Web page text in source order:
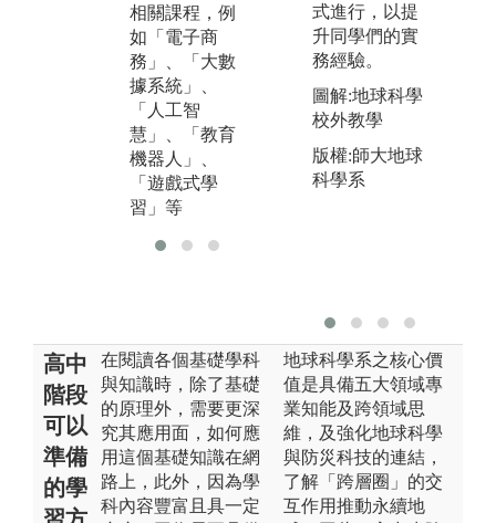
相關課程，例
如「電子商
務」、「大數
據系統」、
「人工智
慧」、「教育
機器人」、
「遊戲式學
習」等
「腦波實驗
室」、「數位
典藏與數位出
版實驗室」、
「資訊素養與
數位學習實驗
室」及「虛擬
實境教室」等
式進行，以提
升同學們的實
務經驗。
圖解:地球科學
校外教學
版權:師大地球
科學系
高中
階段
可以
準備
的學
在閱讀各個基礎學科
與知識時，除了基礎
的原理外，需要更深
究其應用面，如何應
用這個基礎知識在網
路上，此外，因為學
科內容豐富且具一定
地球科學系之核心價
值是具備五大領域專
業知能及跨領域思
維，及強化地球科學
與防災科技的連結，
了解「跨層圈」的交
互作用推動永續地